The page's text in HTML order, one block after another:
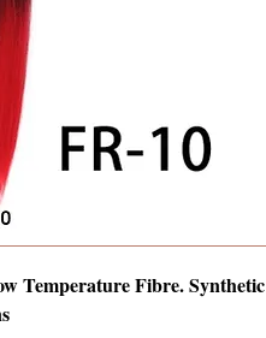
Temperature Fibre. Synthetic